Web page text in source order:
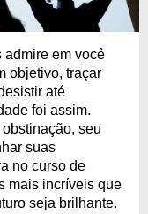
admire em você
objetivo, traçar
até
foi assim.
seu
suas
no curso de
mais incríveis que
seja brilhante.